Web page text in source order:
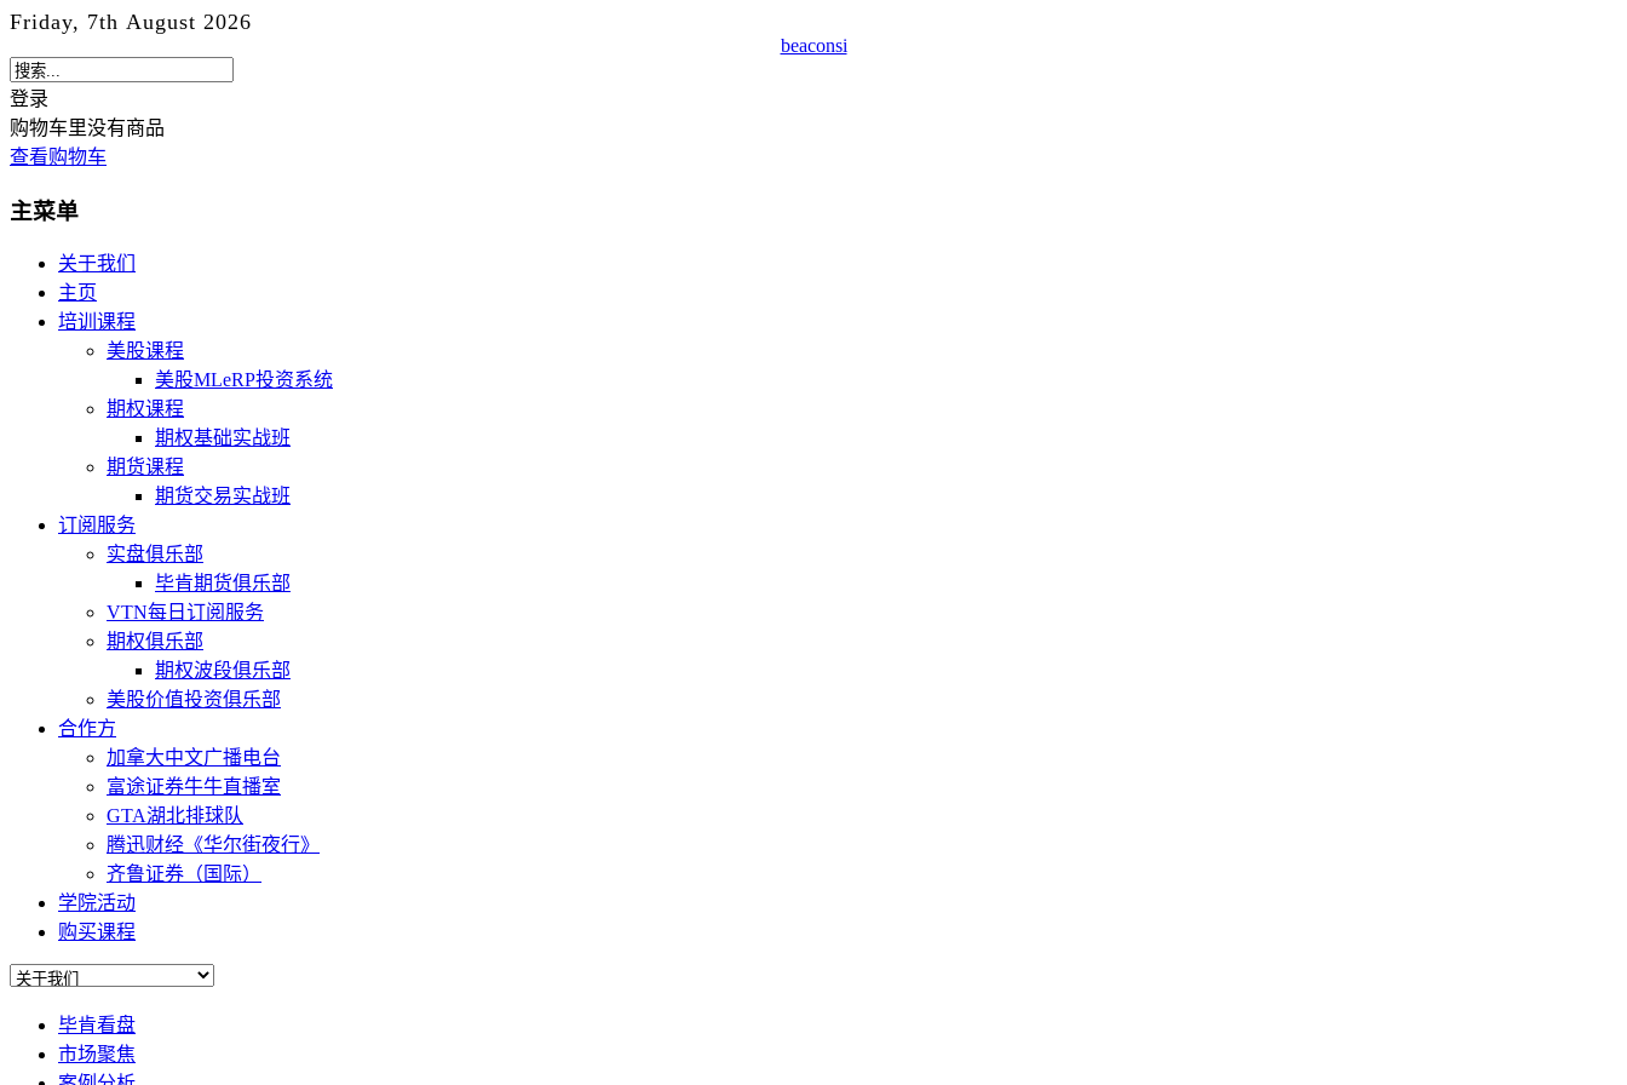
Friday, 7th August 2026
beaconsi
登录
购物车里没有商品
查看购物车
主菜单
关于我们
主页
培训课程
美股课程
美股MLeRP投资系统
期权课程
期权基础实战班
期货课程
期货交易实战班
订阅服务
实盘俱乐部
毕肯期货俱乐部
VTN每日订阅服务
期权俱乐部
期权波段俱乐部
美股价值投资俱乐部
合作方
加拿大中文广播电台
富途证券牛牛直播室
GTA湖北排球队
腾迅财经《华尔街夜行》
齐鲁证券（国际）
学院活动
购买课程
毕肯看盘
市场聚焦